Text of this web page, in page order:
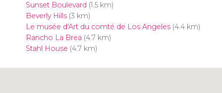
Sunset Boulevard (1.5 km)
Beverly Hills(3 km)
Le musée d'Art du comté de Los Angeles(4.4 km)
Rancho La Brea (4.7 km)
Stahl House (4.7 km)